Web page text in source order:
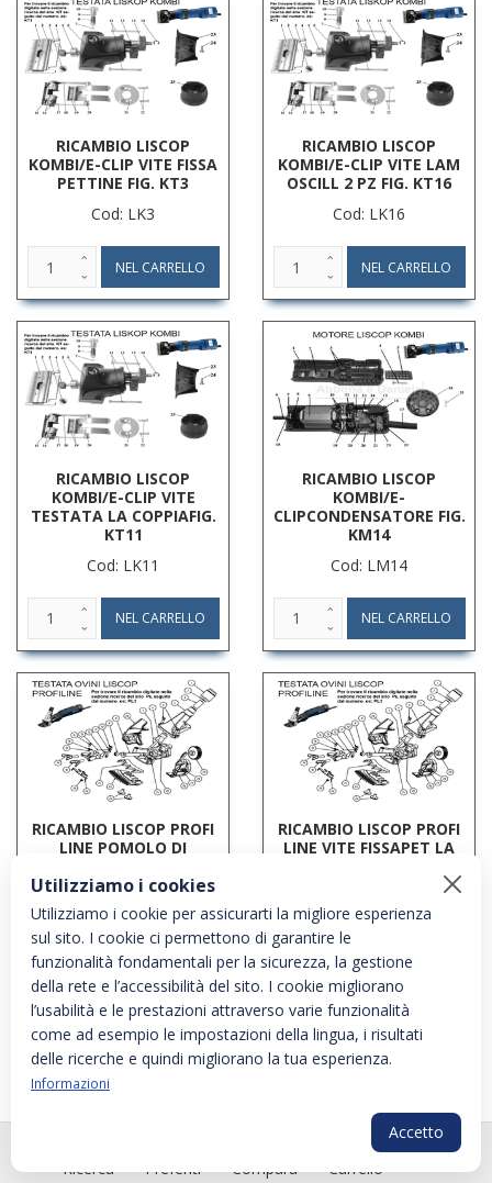
RICAMBIO LISCOP
KOMBI/E-CLIP VITE FISSA
PETTINE FIG. KT3
Cod: LK3
RICAMBIO LISCOP
KOMBI/E-CLIP VITE LAM
OSCILL 2 PZ FIG. KT16
Cod: LK16
RICAMBIO LISCOP
KOMBI/E-CLIP VITE
TESTATA LA COPPIAFIG.
KT11
Cod: LK11
RICAMBIO LISCOP
KOMBI/E-
CLIPCONDENSATORE FIG.
KM14
Cod: LM14
RICAMBIO LISCOP PROFI
LINE POMOLO DI
Cod: LI101B
RICAMBIO LISCOP PROFI
LINE VITE FISSAPET LA
Ricerca Preferiti Compara Carrello
Utilizziamo i cookies
Utilizziamo i cookie per assicurarti la migliore esperienza
sul sito. I cookie ci permettono di garantire le
funzionalità fondamentali per la sicurezza, la gestione
della rete e l’accessibilità del sito. I cookie migliorano
l’usabilità e le prestazioni attraverso varie funzionalità
come ad esempio le impostazioni della lingua, i risultati
delle ricerche e quindi migliorano la tua esperienza.
Informazioni
Accetto